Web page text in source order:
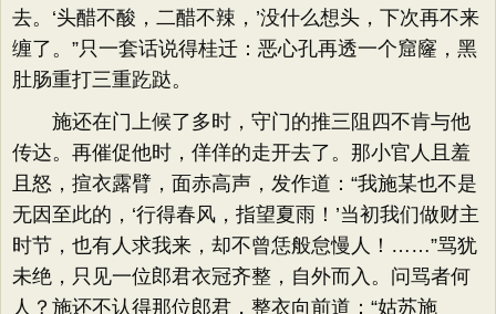
去。‘头醋不酸，二醋不辣，’没什么想头，下次再不来
缠了。​”只一套话说得桂迁：恶心孔再透一个窟窿，黑
肚肠重打三重趷跶。
施还在门上候了多时，守门的推三阻四不肯与他
传达。再催促他时，佯佯的走开去了。那小官人且羞
且怒，揎衣露臂，面赤高声，发作道：​“我施某也不是
无因至此的，‘行得春风，指望夏雨！’当初我们做财主
时节，也有人求我来，却不曾恁般怠慢人！……”骂犹
未绝，只见一位郎君衣冠齐整，自外而入。问骂者何
人？施还不认得那位郎君，整衣向前道：​“姑苏施